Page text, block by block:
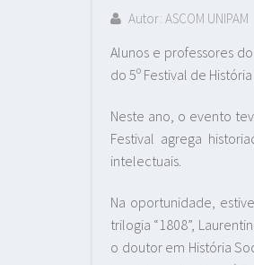
Autor: ASCOM UNIPAM
Alunos e professores
do 5º Festival de
Neste ano, o evento
Festival agrega
intelectuais.
Na oportunidade,
trilogia “1808”,
o doutor em História